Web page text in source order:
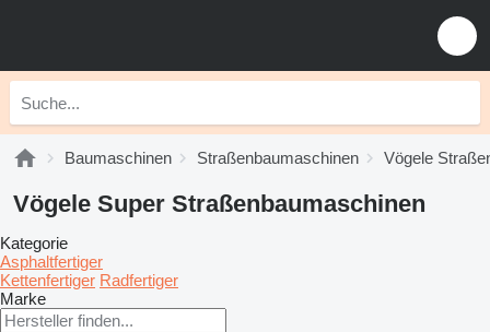
Baumaschinen Straßenbaumaschinen Vögele
Vögele Super Straßenbaumaschinen
Kategorie
Asphaltfertiger
Kettenfertiger Radfertiger
Marke